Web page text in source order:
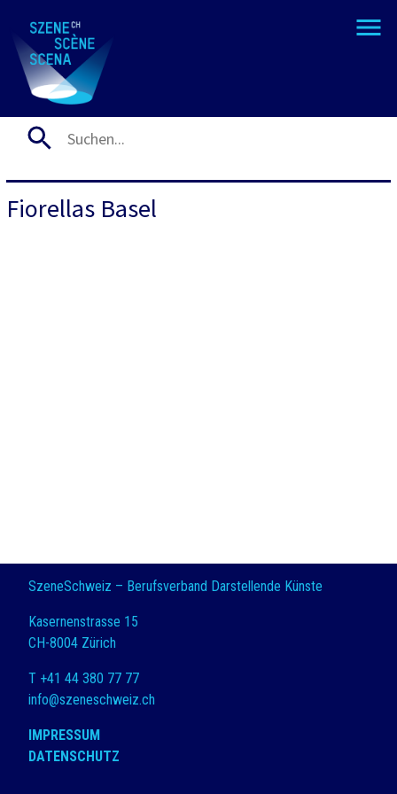
Fiorellas Basel
SzeneSchweiz – Berufsverband Darstellende Künste
Kasernenstrasse 15
CH-8004 Zürich
T +41 44 380 77 77
info@szeneschweiz.ch
IMPRESSUM
DATENSCHUTZ